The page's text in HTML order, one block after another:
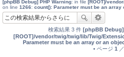
[phpBB Debug] PHP Warning: in file [ROOT]/
on line 1266: count(): Parameter must be an
検索結果 3 件 [phpBB Debug]
[ROOT]/vendor/twig/twig/lib/Twig/
Parameter must be an array or an
• ページ 1 ／